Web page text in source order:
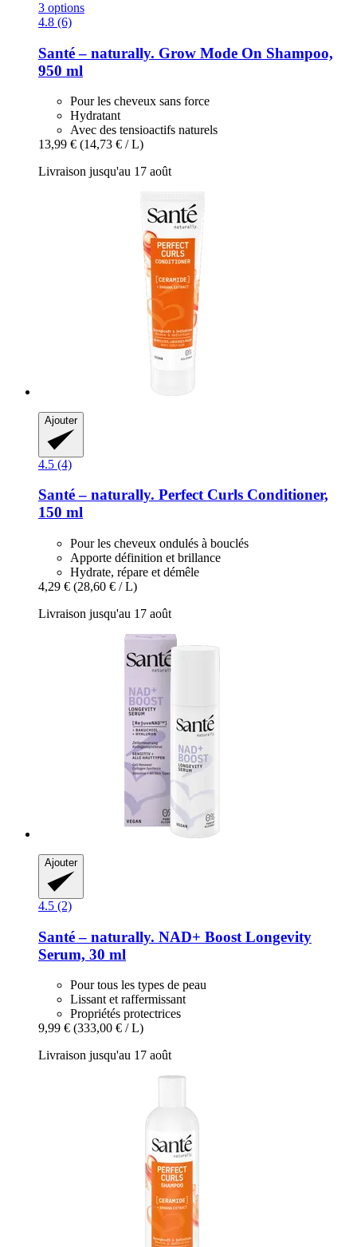
3 options
4.8 (6)
Santé – naturally. Grow Mode On Shampoo,
950 ml
Pour les cheveux sans force
Hydratant
Avec des tensioactifs naturels
13,99 € (14,73 € / L)
Livraison jusqu'au 17 août
Ajouter
4.5 (4)
Santé – naturally. Perfect Curls Conditioner,
150 ml
Pour les cheveux ondulés à bouclés
Apporte définition et brillance
Hydrate, répare et démêle
4,29 € (28,60 € / L)
Livraison jusqu'au 17 août
Ajouter
4.5 (2)
Santé – naturally. NAD+ Boost Longevity
Serum, 30 ml
Pour tous les types de peau
Lissant et raffermissant
Propriétés protectrices
9,99 € (333,00 € / L)
Livraison jusqu'au 17 août